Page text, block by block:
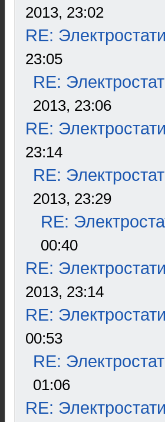
2013, 23:02
RE:
23:05
RE:
2013, 23:06
RE:
23:14
RE:
2013, 23:29
RE:
00:40
RE:
2013, 23:14
RE:
00:53
RE:
01:06
RE: